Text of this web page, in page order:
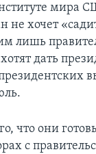
мира
не хочет
лишь
дать
что они
с